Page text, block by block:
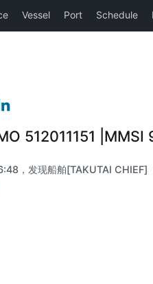
512011151 |MMSI
，发现船舶[TAKUTAI CHIEF]